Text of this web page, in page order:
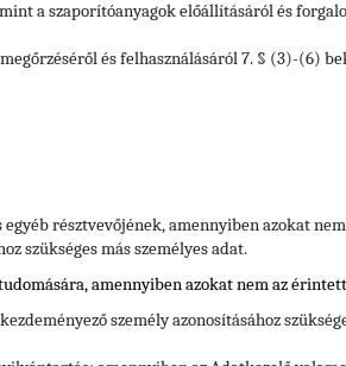
a szaporítóanyagok előállításáról és
és felhasználásáról 7. § (3)-(6)
résztvevőjének, amennyiben azokat
szükséges más személyes adat.
amennyiben azokat nem az
személy azonosításához